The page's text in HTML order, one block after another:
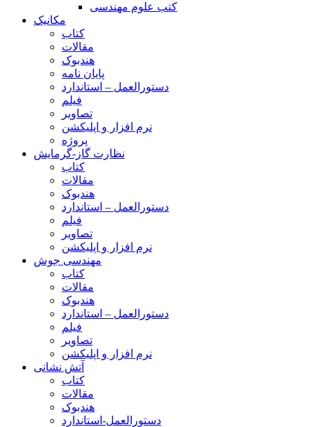
کتب علوم مهندسی
مکانیک
کتاب
مقالات
هندبوک
پایان نامه
دستورالعمل – استاندارد
فیلم
تصاویر
نرم افزار و اپلیکشن
پروژه
نظارت گاز-گرمایش
کتاب
مقالات
هندبوک
دستورالعمل – استاندارد
فیلم
تصاویر
نرم افزار و اپلیکشن
مهندسی جوش
کتاب
مقالات
هندبوک
دستورالعمل – استاندارد
فیلم
تصاویر
نرم افزار و اپلیکشن
آتش نشانی
کتاب
مقالات
هندبوک
دستورالعمل-استاندارد